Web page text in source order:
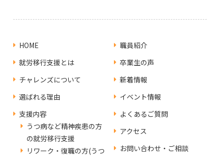
HOME
就労移行支援とは
チャレンズについて
選ばれる理由
支援内容
うつ病など精神疾患の方
の就労移行支援
リワーク・復職の方(うつ
職員紹介
卒業生の声
新着情報
イベント情報
よくあるご質問
アクセス
お問い合わせ・ご相談